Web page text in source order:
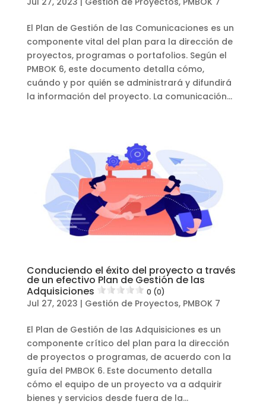
El Plan de Gestión de las Comunicaciones es un
componente vital del plan para la dirección de
proyectos, programas o portafolios. Según el
PMBOK 6, este documento detalla cómo,
cuándo y por quién se administrará y difundirá
la información del proyecto. La comunicación...
Conduciendo el éxito del proyecto a través
de un efectivo Plan de Gestión de las
Adquisiciones
0 (0)
Jul 27, 2023 | Gestión de Proyectos, PMBOK 7
El Plan de Gestión de las Adquisiciones es un
componente crítico del plan para la dirección
de proyectos o programas, de acuerdo con la
guía del PMBOK 6. Este documento detalla
cómo el equipo de un proyecto va a adquirir
bienes y servicios desde fuera de la...